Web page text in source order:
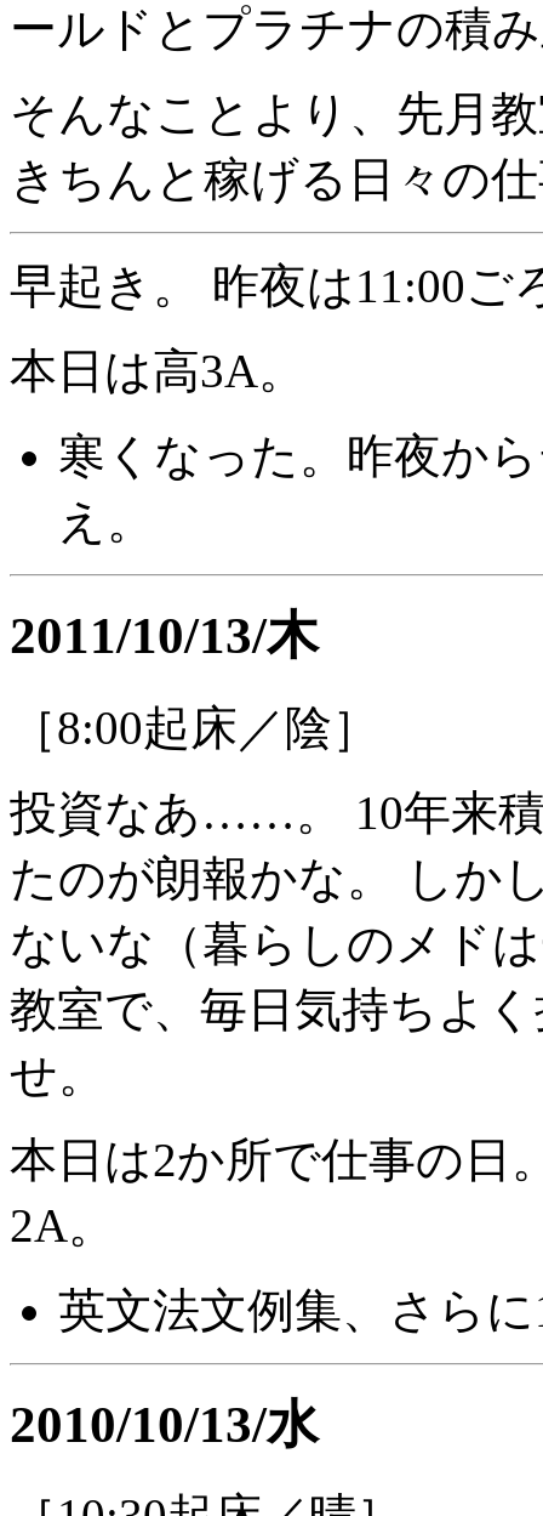
ールドとプラチナの積
そんなことより、先月
きちんと稼げる日々の
早起き。 昨夜は11:00ご
本日は高3A。
寒くなった。昨夜か
え。
2011/10/13/木
［8:00起床／陰］
投資なあ……。 10年来
たのが朗報かな。 しか
ないな（暮らしのメド
教室で、毎日気持ちよ
せ。
本日は2か所で仕事の日
2A。
英文法文例集、さら
2010/10/13/水